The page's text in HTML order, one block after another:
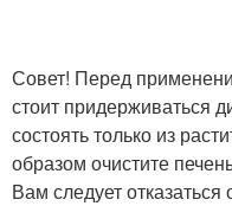
Совет! Перед
стоит придерживаться
состоять только из
образом очистите
Вам следует